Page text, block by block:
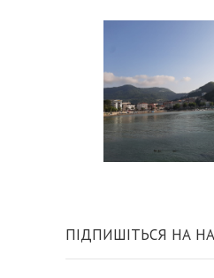
ПІДПИШІТЬСЯ НА